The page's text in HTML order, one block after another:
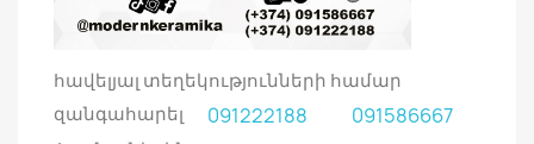
հավելյալ տեղեկությունների համար
զանգահարել
091222188 091586667